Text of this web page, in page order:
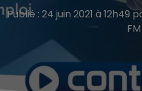
Publié : 24 juin 2021 à 12h49
FM